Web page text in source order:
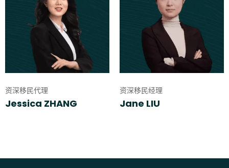
资深移民代理
Jessica ZHANG
资深移民经理
Jane LIU